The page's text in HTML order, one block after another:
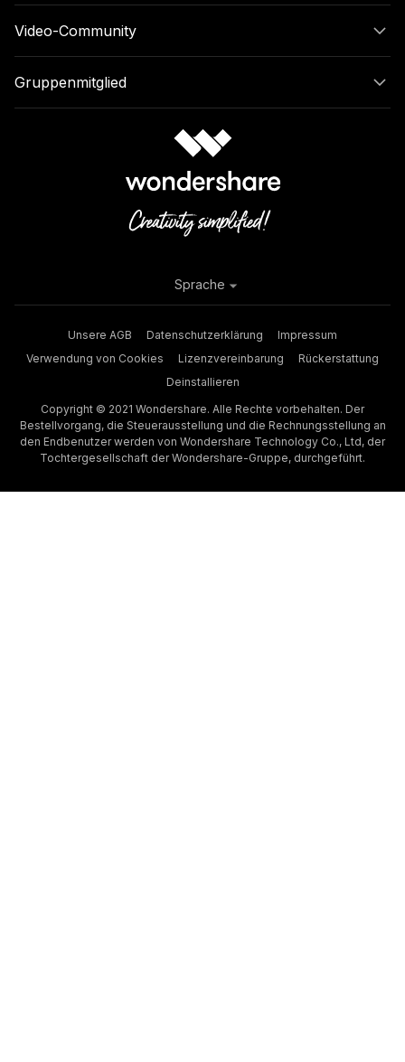
Video-Community
Gruppenmitglied
Unsere AGB Datenschutzerklärung
Impressum
Verwendung von Cookies
Lizenzvereinbarung
Rückerstattung
Deinstallieren
Copyright © 2021 Wondershare. Alle Rechte vorbehalten. Der
Bestellvorgang, die Steuerausstellung und die Rechnungsstellung an
den Endbenutzer werden von Wondershare Technology Co., Ltd, der
Tochtergesellschaft der Wondershare-Gruppe, durchgeführt.
Sprache